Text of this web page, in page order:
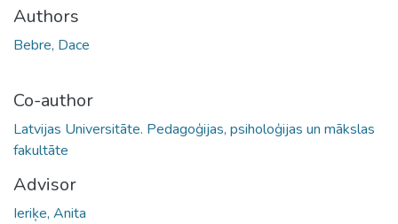
Authors
Bebre, Dace
Co-author
Latvijas Universitāte. Pedagoģijas, psiholoģijas un mākslas
fakultāte
Advisor
Ieriķe, Anita